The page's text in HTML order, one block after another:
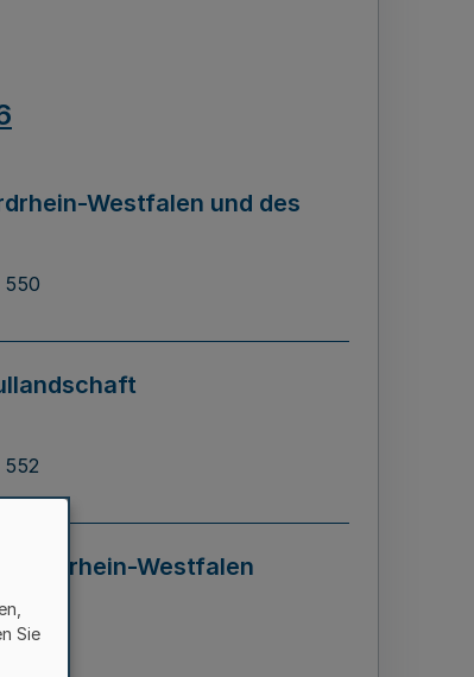
Westfalen und des
550
552
Nordrhein-Westfalen
595
Sie